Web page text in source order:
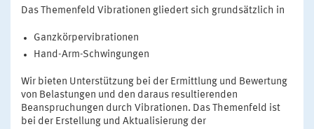
Das Themenfeld Vibrationen gliedert sich grundsätzlich in
Ganzkörpervibrationen
Hand-Arm-Schwingungen
Wir bieten Unterstützung bei der Ermittlung und Bewertung
von Belastungen und den daraus resultierenden
Beanspruchungen durch Vibrationen. Das Themenfeld ist
bei der Erstellung und Aktualisierung der